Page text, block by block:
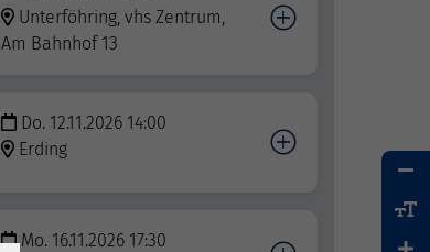
Unterföhring, vhs Zentrum,
Am Bahnhof 13
Do. 12.11.2026 14:00
Erding
Mo. 16.11.2026 17:30